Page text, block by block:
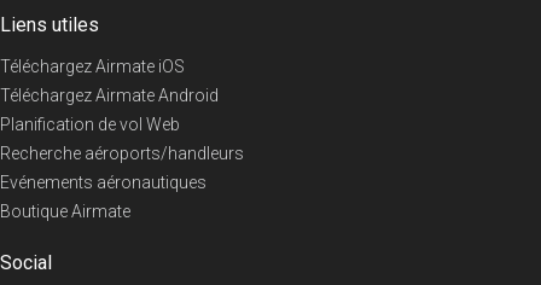
Liens utiles
Téléchargez Airmate iOS
Téléchargez Airmate Android
Planification de vol Web
Recherche aéroports/handleurs
Evénements aéronautiques
Boutique Airmate
Social